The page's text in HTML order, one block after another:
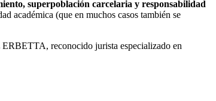
superpoblación carcelaria y responsabilidad
académica (que en muchos casos también se
reconocido jurista especializado en